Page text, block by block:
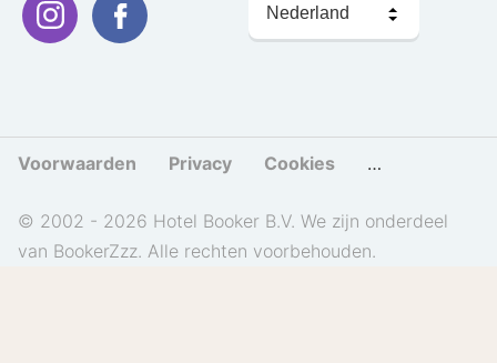
kiezen
Voorwaarden Privacy Cookies Cookies
© 2002 - 2026 Hotel Booker B.V. We zijn onderdeel
van BookerZzz. Alle rechten voorbehouden.